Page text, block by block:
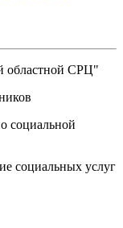
областной СРЦ"
социальной
социальных услуг